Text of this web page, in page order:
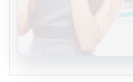
08.08.2026